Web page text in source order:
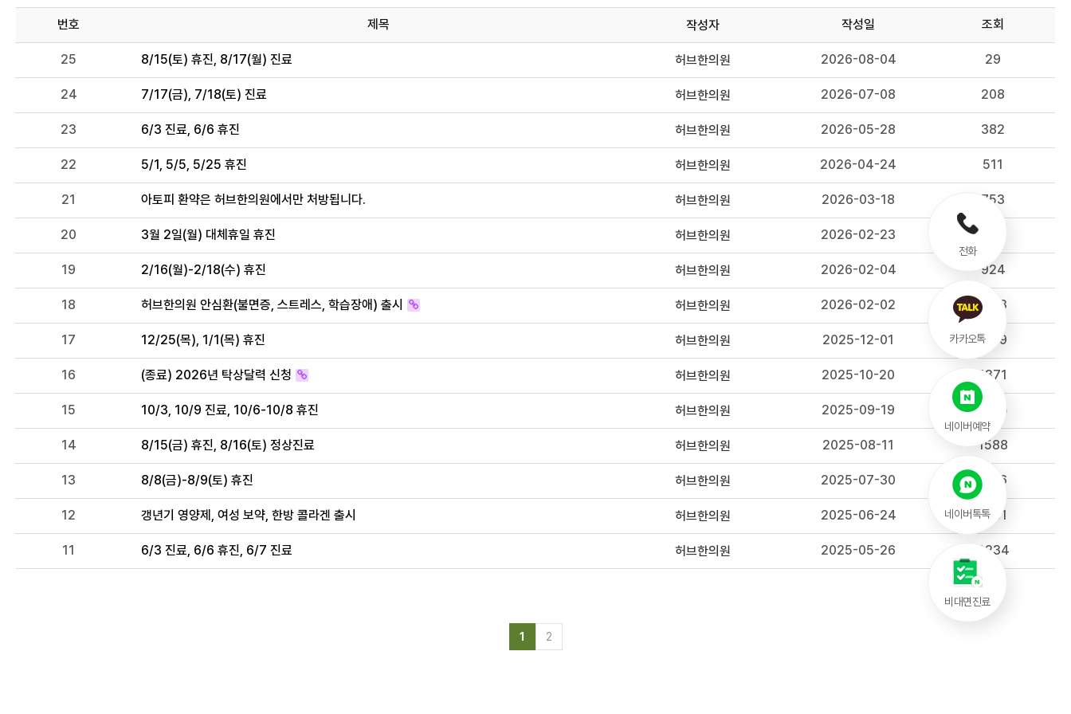
번호 제목 작성자 작성일 조회
25 8/15(토) 휴진, 8/17(월) 진료 허브한의원 2026-08-04 29
24 7/17(금), 7/18(토) 진료 허브한의원 2026-07-08 208
23 6/3 진료, 6/6 휴진 허브한의원 2026-05-28 382
22 5/1, 5/5, 5/25 휴진 허브한의원 2026-04-24 511
21 아토피 환약은 허브한의원에서만 처방됩니다. 허브한의원 2026-03-18 753
20 3월 2일(월) 대체휴일 휴진 허브한의원 2026-02-23
19 2/16(월)-2/18(수) 휴진 허브한의원 2026-02-04 924
18 허브한의원 안심환(불면증, 스트레스, 학습장애) 출시 허브한의원 2026-02-02 1153
17 12/25(목), 1/1(목) 휴진 허브한의원 2025-12-01 1109
16 (종료) 2026년 탁상달력 신청 허브한의원 2025-10-20 1371
15 10/3, 10/9 진료, 10/6-10/8 휴진 허브한의원 2025-09-19 1530
14 8/15(금) 휴진, 8/16(토) 정상진료 허브한의원 2025-08-11 1588
13 8/8(금)-8/9(토) 휴진 허브한의원 2025-07-30 1616
12 갱년기 영양제, 여성 보약, 한방 콜라겐 출시 허브한의원 2025-06-24 1681
11 6/3 진료, 6/6 휴진, 6/7 진료 허브한의원 2025-05-26 2234
1 2
전화
카카오톡
네이버예약
네이버톡톡
비대면진료